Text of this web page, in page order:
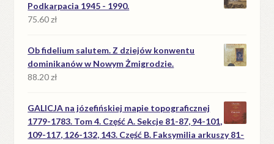
Podkarpacia 1945 - 1990.
75.60zł
Ob fidelium salutem. Z dziejów konwentu
dominikanów w Nowym Żmigrodzie.
88.20zł
GALICJA na józefińskiej mapie topograficznej
1779-1783. Tom 4. Część A. Sekcje 81-87, 94-101,
109-117, 126-132, 143. Część B. Faksymilia arkuszy 81-